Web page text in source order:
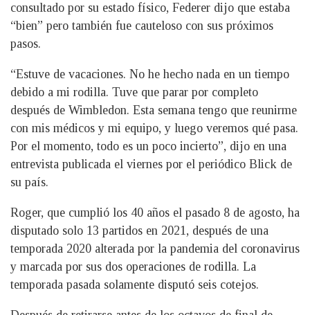
consultado por su estado físico, Federer dijo que estaba
“bien” pero también fue cauteloso con sus próximos
pasos.
“Estuve de vacaciones. No he hecho nada en un tiempo
debido a mi rodilla. Tuve que parar por completo
después de Wimbledon. Esta semana tengo que reunirme
con mis médicos y mi equipo, y luego veremos qué pasa.
Por el momento, todo es un poco incierto”, dijo en una
entrevista publicada el viernes por el periódico Blick de
su país.
Roger, que cumplió los 40 años el pasado 8 de agosto, ha
disputado solo 13 partidos en 2021, después de una
temporada 2020 alterada por la pandemia del coronavirus
y marcada por sus dos operaciones de rodilla. La
temporada pasada solamente disputó seis cotejos.